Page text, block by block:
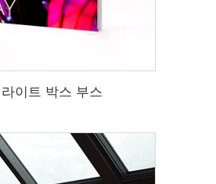
이트 박스 부스